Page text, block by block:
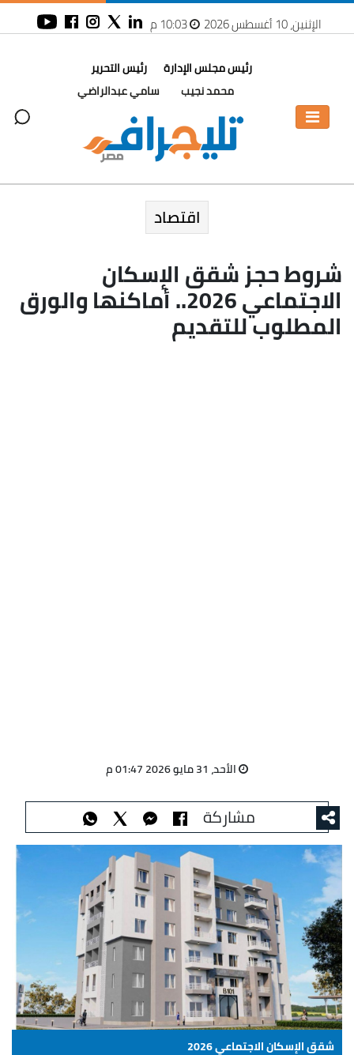
الإثنين، 10 أغسطس 2026 10:03 م
رئيس مجلس الإدارة
محمد نجيب
رئيس التحرير
سامي عبدالراضي
اقتصاد
شروط حجز شقق الإسكان
الاجتماعي 2026.. أماكنها والورق
المطلوب للتقديم
الأحد، 31 مايو 2026 01:47 م
مشاركة
شقق الإسكان الاجتماعي 2026